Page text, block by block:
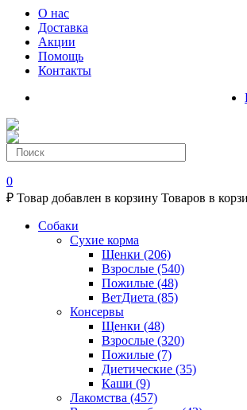
О нас
Доставка
Акции
Помощь
Контакты
0
₽ Товар добавлен в корзину Товаров в
Собаки
Сухие корма
Щенки (206)
Взрослые (540)
Пожилые (48)
ВетДиета (85)
Консервы
Щенки (48)
Взрослые (320)
Пожилые (7)
Диетические (35)
Каши (9)
Лакомства (457)